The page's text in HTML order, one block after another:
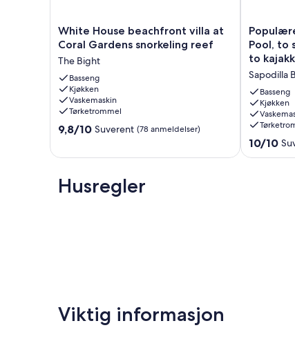
En eksklusiv og privat villa som er stille og rolig om
kort kjøretur unna lokale attraksjoner og Grace Bay
Lev øyelivet på Casa Zacapa
White
House
villa
at
Coral
Gardens
snorkeling
reef
White House beachfront villa at
Coral Gardens snorkeling reef
The Bight
Basseng
Kjøkken
Vaskemaskin
Tørketrommel
9.8
(78
anmeldelser)
9,8/10 Suverent (78 anmeldelser)
Populære
hjem
-
Pool,
to
stand-
up
paddle
boards,
Pool, to
to
Sapodilla
Basseng
Kjøkken
10.0
10/10
Husregler
Viktig informasjon